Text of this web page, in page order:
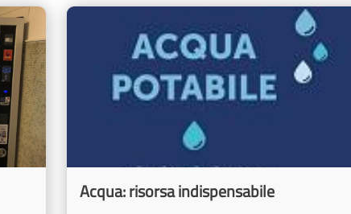
Image
Acqua: risorsa indispensabile